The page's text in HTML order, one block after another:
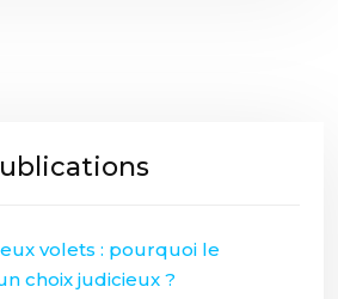
volets : pourquoi le
choix judicieux ?